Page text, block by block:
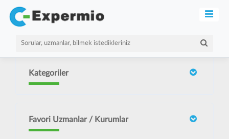
Kategoriler
Favori Uzmanlar / Kurumlar